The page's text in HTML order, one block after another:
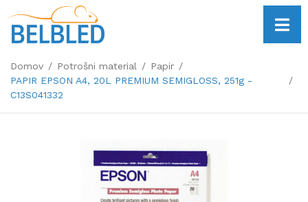
Domov Potrošni material
Papir
PAPIR EPSON A4, 20L PREMIUM SEMIGLOSS, 251g -
C13S041332